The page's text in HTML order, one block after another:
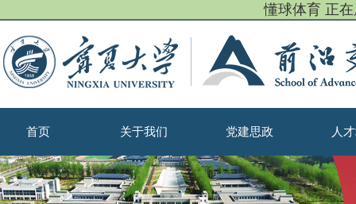
懂球体育 正
首页 关于我们 党建思政 人